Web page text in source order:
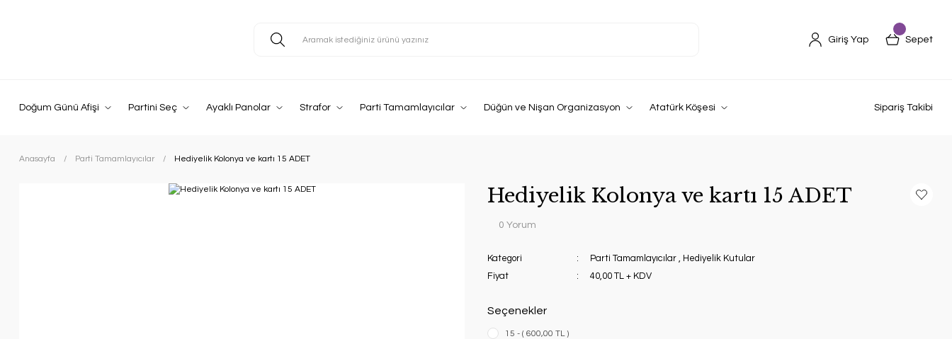
Giriş Yap Sepet
Doğum Günü Afişi Partini Seç Ayaklı Panolar Strafor Parti Tamamlayıcılar Düğün ve Nişan Organizasyon Atatürk Köşesi Sipariş Takibi
Anasayfa Parti Tamamlayıcılar Hediyelik Kolonya ve kartı 15 ADET
Hediyelik Kolonya ve kartı 15 ADET
0 Yorum
Kategori Parti Tamamlayıcılar , Hediyelik Kutular
Fiyat
40,00 TL + KDV
Seçenekler
15 - ( 600,00 TL )